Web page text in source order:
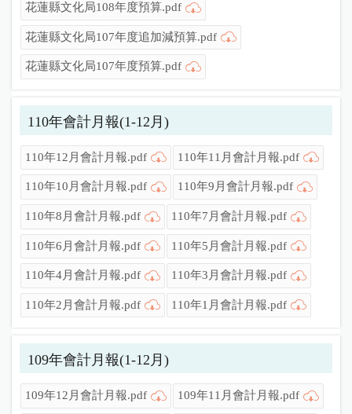
花蓮縣文化局108年度預算.pdf
花蓮縣文化局107年度追加減預算.pdf
花蓮縣文化局107年度預算.pdf
110年會計月報(1-12月)
110年12月會計月報.pdf 110年11月會計月報.pdf
110年10月會計月報.pdf 110年9月會計月報.pdf
110年8月會計月報.pdf 110年7月會計月報.pdf
110年6月會計月報.pdf 110年5月會計月報.pdf
110年4月會計月報.pdf 110年3月會計月報.pdf
110年2月會計月報.pdf 110年1月會計月報.pdf
109年會計月報(1-12月)
109年12月會計月報.pdf 109年11月會計月報.pdf